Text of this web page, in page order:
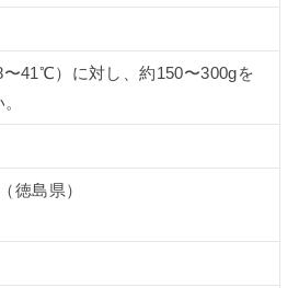
〜41℃）に対し、約150〜300gを
徳島県）